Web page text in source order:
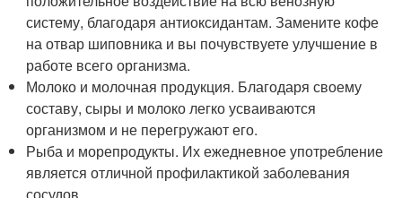
систему, благодаря антиоксидантам. Замените кофе
на отвар шиповника и вы почувствуете улучшение в
работе всего организма.
Молоко и молочная продукция. Благодаря своему
составу, сыры и молоко легко усваиваются
организмом и не перегружают его.
Рыба и морепродукты. Их ежедневное употребление
является отличной профилактикой заболевания
сосудов.